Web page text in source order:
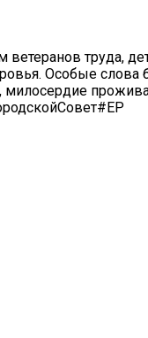
труда,
Особые слова
милосердие